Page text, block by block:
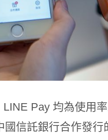
Pay 均為使用
信託銀行合作發